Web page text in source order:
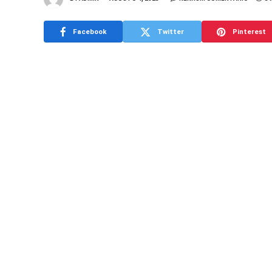
Facebook Twitter Pinterest